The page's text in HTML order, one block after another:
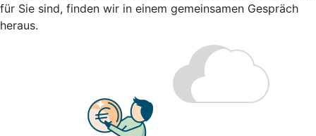
für Sie sind, finden wir in einem gemeinsamen Gespräch
heraus.